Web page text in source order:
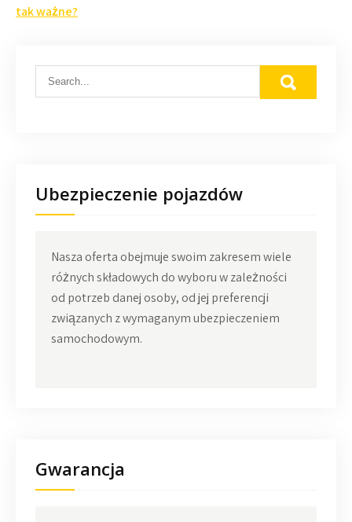
tak ważne?
Ubezpieczenie pojazdów
Nasza oferta obejmuje swoim zakresem wiele
różnych składowych do wyboru w zależności
od potrzeb danej osoby, od jej preferencji
związanych z wymaganym ubezpieczeniem
samochodowym.
Gwarancja